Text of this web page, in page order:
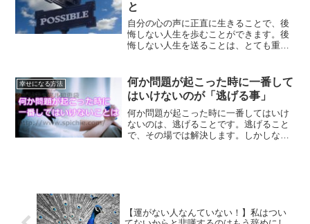
と
自分の心の声に正直に生きることで、後
悔しない人生を歩むことができます。後
悔しない人生を送ることは、とても重要
幸せになる方法
何か問題が起こった時に一番して
はいけないのが「逃げる事」
何か問題が起こった時に一番してはいけ
ないのは、逃げることです。逃げること
で、その場では解決します。しかしなが
【運がない人なんていない！】私はつい